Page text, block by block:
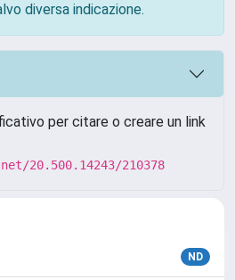
diversa indicazione.
per citare o creare un link
20.500.14243/210378
ND